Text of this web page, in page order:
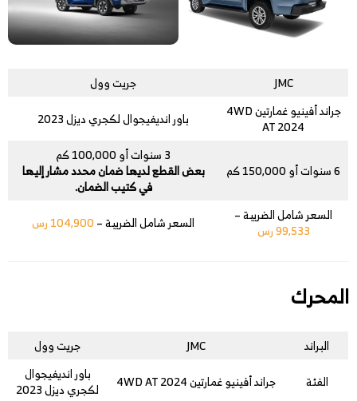
JMC
جريت وول
جراند أفينيو غمارتين 4WD
AT 2024
باور انديفيجوال لكجري ديزل 2023
6 سنوات أو 150,000 كم
3 سنوات أو 100,000 كم
بعض القطع لديها ضمان محدد مشار إليها
في كتيب الضمان.
السعر شامل الضريبة –
99,533 رس
السعر شامل الضريبة – 104,900 رس
المحرك
البراند JMC
جريت وول
الفئة
جراند أفينيو غمارتين 4WD AT 2024
باور انديفيجوال
لكجري ديزل 2023